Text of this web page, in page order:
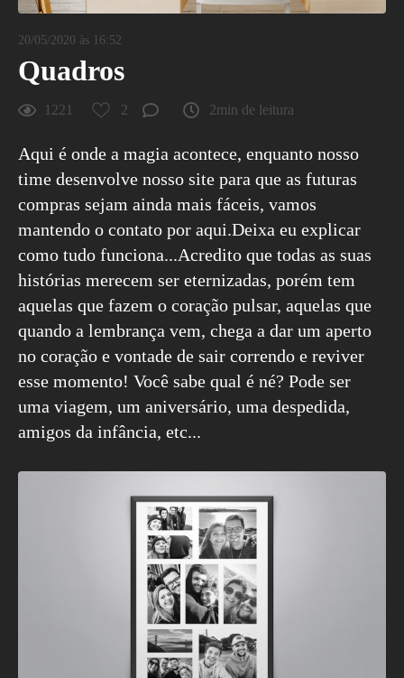
20/05/2020 às 16:52
Quadros
1221 2 2min de leitura
Aqui é onde a magia acontece, enquanto nosso
time desenvolve nosso site para que as futuras
compras sejam ainda mais fáceis, vamos
mantendo o contato por aqui.Deixa eu explicar
como tudo funciona...Acredito que todas as suas
histórias merecem ser eternizadas, porém tem
aquelas que fazem o coração pulsar, aquelas que
quando a lembrança vem, chega a dar um aperto
no coração e vontade de sair correndo e reviver
esse momento! Você sabe qual é né? Pode ser
uma viagem, um aniversário, uma despedida,
amigos da infância, etc...